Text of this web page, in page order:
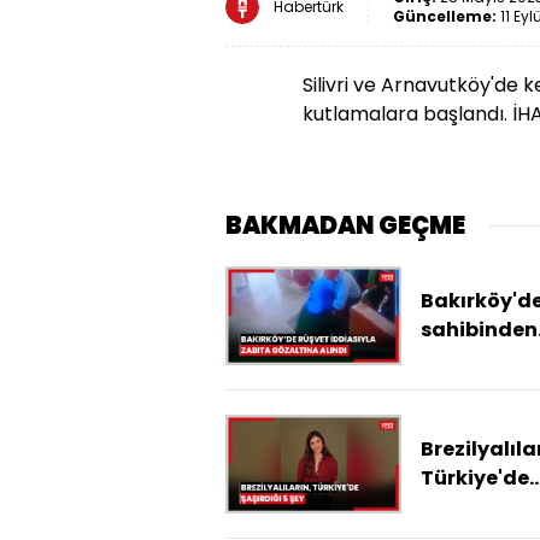
Habertürk
Güncelleme: 11
Silivri ve Arnavutköy'de
kutlamalara başlandı.
BAKMADAN GEÇME
sahibinden
iddia
alındı /
eklendi
Türkiye'de